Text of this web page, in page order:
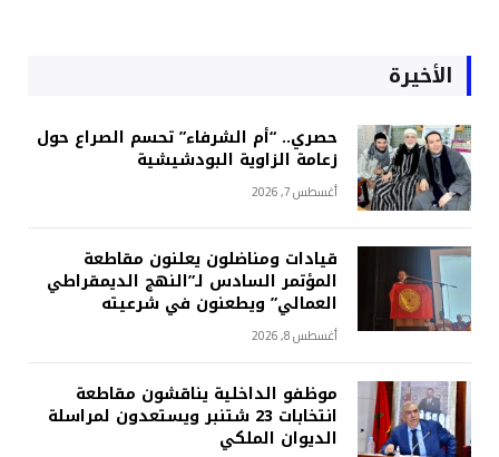
الأخيرة
حصري.. “أم الشرفاء” تحسم الصراع حول
زعامة الزاوية البودشيشية
أغسطس 7, 2026
قيادات ومناضلون يعلنون مقاطعة
المؤتمر السادس لـ”النهج الديمقراطي
العمالي” ويطعنون في شرعيته
أغسطس 8, 2026
موظفو الداخلية يناقشون مقاطعة
انتخابات 23 شتنبر ويستعدون لمراسلة
الديوان الملكي